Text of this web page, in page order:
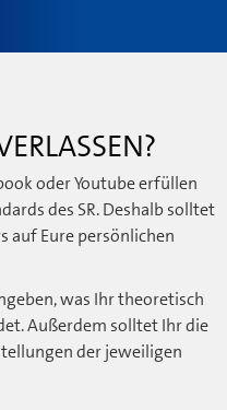
oder Youtube erfüllen
des SR. Deshalb solltet
auf Eure persönlichen
was Ihr theoretisch
Außerdem solltet Ihr die
der jeweiligen